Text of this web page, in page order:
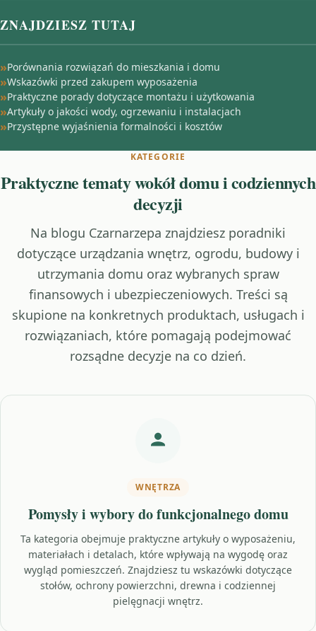
ZNAJDZIESZ TUTAJ
Porównania rozwiązań do mieszkania i domu
Wskazówki przed zakupem wyposażenia
Praktyczne porady dotyczące montażu i użytkowania
Artykuły o jakości wody, ogrzewaniu i instalacjach
Przystępne wyjaśnienia formalności i kosztów
KATEGORIE
Praktyczne tematy wokół domu i codziennych
decyzji
Na blogu Czarnarzepa znajdziesz poradniki
dotyczące urządzania wnętrz, ogrodu, budowy i
utrzymania domu oraz wybranych spraw
finansowych i ubezpieczeniowych. Treści są
skupione na konkretnych produktach, usługach i
rozwiązaniach, które pomagają podejmować
rozsądne decyzje na co dzień.
WNĘTRZA
Pomysły i wybory do funkcjonalnego domu
Ta kategoria obejmuje praktyczne artykuły o wyposażeniu,
materiałach i detalach, które wpływają na wygodę oraz
wygląd pomieszczeń. Znajdziesz tu wskazówki dotyczące
stołów, ochrony powierzchni, drewna i codziennej
pielęgnacji wnętrz.